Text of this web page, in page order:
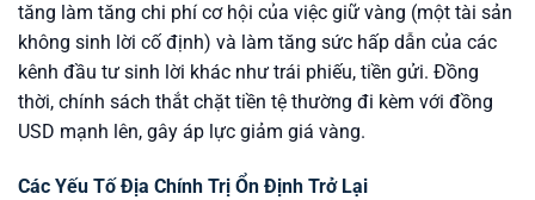
tăng làm tăng chi phí cơ hội của việc giữ vàng (một tài sản
không sinh lời cố định) và làm tăng sức hấp dẫn của các
kênh đầu tư sinh lời khác như trái phiếu, tiền gửi. Đồng
thời, chính sách thắt chặt tiền tệ thường đi kèm với đồng
USD mạnh lên, gây áp lực giảm giá vàng.
Các Yếu Tố Địa Chính Trị Ổn Định Trở Lại